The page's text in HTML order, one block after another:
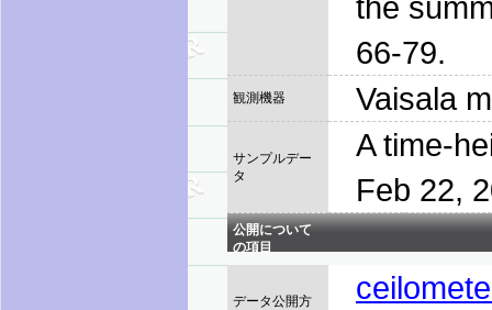
66-79.
観測機器 Vaisala
サンプルデー
タ
A time-
Feb 22,
公開について
の項目
データ公開方